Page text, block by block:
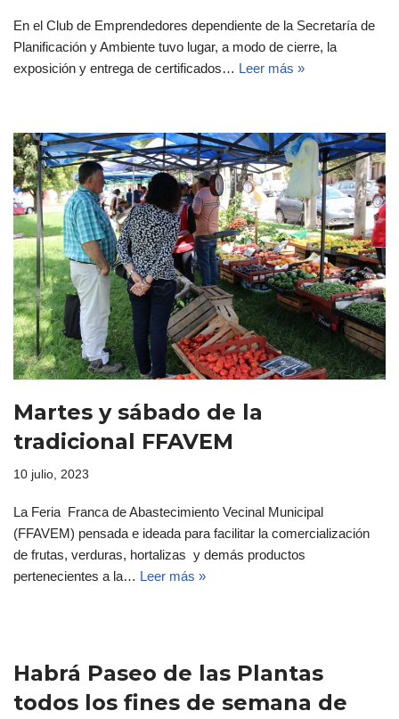
En el Club de Emprendedores dependiente de la Secretaría de
Planificación y Ambiente tuvo lugar, a modo de cierre, la
exposición y entrega de certificados… Leer más »
Martes y sábado de la
tradicional FFAVEM
10 julio, 2023
La Feria Franca de Abastecimiento Vecinal Municipal
(FFAVEM) pensada e ideada para facilitar la comercialización
de frutas, verduras, hortalizas y demás productos
pertenecientes a la… Leer más »
Habrá Paseo de las Plantas
todos los fines de semana de